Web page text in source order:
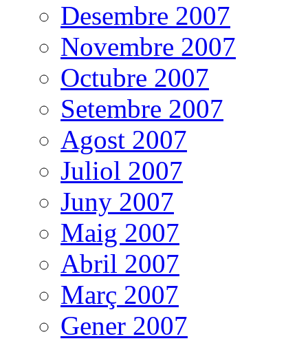
Desembre 2007
Novembre 2007
Octubre 2007
Setembre 2007
Agost 2007
Juliol 2007
Juny 2007
Maig 2007
Abril 2007
Març 2007
Gener 2007